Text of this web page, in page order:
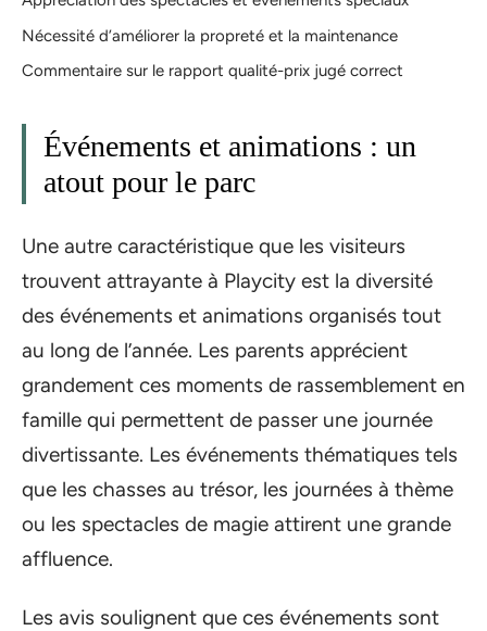
Nécessité d’améliorer la propreté et la maintenance
Commentaire sur le rapport qualité-prix jugé correct
Événements et animations : un
atout pour le parc
Une autre caractéristique que les visiteurs
trouvent attrayante à Playcity est la diversité
des événements et animations organisés tout
au long de l’année. Les parents apprécient
grandement ces moments de rassemblement en
famille qui permettent de passer une journée
divertissante. Les événements thématiques tels
que les chasses au trésor, les journées à thème
ou les spectacles de magie attirent une grande
affluence.
Les avis soulignent que ces événements sont